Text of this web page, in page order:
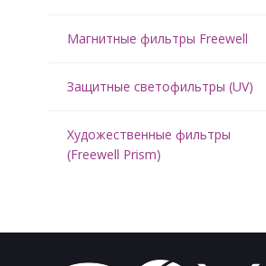
Магнитные фильтры Freewell
Защитные светофильтры (UV)
Художественные фильтры
(Freewell Prism)